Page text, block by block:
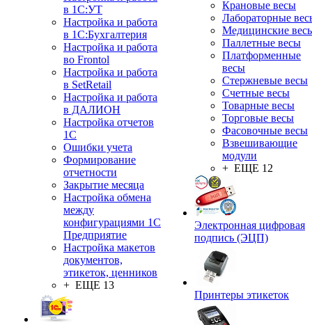
в 1С:УТ
Настройка и работа
в 1С:Бухгалтерия
Настройка и работа
во Frontol
Настройка и работа
в SetRetail
Настройка и работа
в ДАЛИОН
Настройка отчетов
1С
Ошибки учета
Формирование
отчетности
Закрытие месяца
Настройка обмена
между
конфигурациями 1С
Предприятие
Настройка макетов
документов,
этикеток, ценников
+ ЕЩЕ 13
Крановые весы
Лабораторные
Медицинские
Паллетные весы
Платформенные
весы
Стержневые весы
Счетные весы
Товарные весы
Торговые весы
Фасовочные весы
Взвешивающие
модули
+ ЕЩЕ 12
Электронная цифровая
подпись (ЭЦП)
Принтеры этикеток